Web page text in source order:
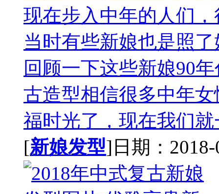
现在步入中年的人们
当时有些新娘也是照
回顾一下这些新娘90
古造型相信很多中年
福时光了，现在我们就
[新娘发型]日期：2018-